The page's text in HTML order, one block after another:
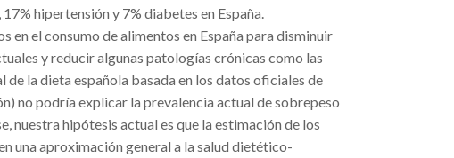
hipertensión y 7% diabetes en España.
en el consumo de alimentos en España para disminuir
y reducir algunas patologías crónicas como las
la dieta española basada en los datos oficiales de
no podría explicar la prevalencia actual de sobrepeso
nuestra hipótesis actual es que la estimación de los
una aproximación general a la salud dietético-